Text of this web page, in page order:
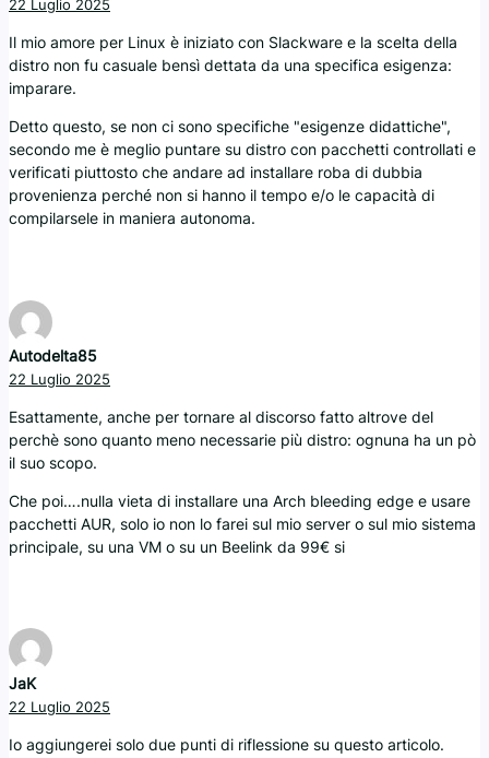
22 Luglio 2025
Il mio amore per Linux è iniziato con Slackware e la scelta della
distro non fu casuale bensì dettata da una specifica esigenza:
imparare.
Detto questo, se non ci sono specifiche "esigenze didattiche",
secondo me è meglio puntare su distro con pacchetti controllati e
verificati piuttosto che andare ad installare roba di dubbia
provenienza perché non si hanno il tempo e/o le capacità di
compilarsele in maniera autonoma.
Autodelta85
22 Luglio 2025
Esattamente, anche per tornare al discorso fatto altrove del
perchè sono quanto meno necessarie più distro: ognuna ha un pò
il suo scopo.
Che poi….nulla vieta di installare una Arch bleeding edge e usare
pacchetti AUR, solo io non lo farei sul mio server o sul mio sistema
principale, su una VM o su un Beelink da 99€ si
JaK
22 Luglio 2025
Io aggiungerei solo due punti di riflessione su questo articolo.